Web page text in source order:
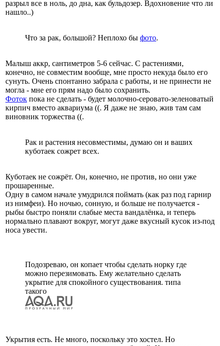
разрыл все в ноль, до дна, как бульдозер. Вдохновение что ли
нашло..)
Что за рак, большой? Неплохо бы фото.
Малыш аккр, сантиметров 5-6 сейчас. С растениями,
конечно, не совместим вообще, мне просто некуда было его
сунуть. Очень спонтанно забрала с работы, и не принести не
могла - мне его прям надо было сохранить.
Фоток пока не сделать - будет молочно-серовато-зеленоватый
кирпич вместо аквариума ((. Я даже не знаю, жив там сам
виновник торжества ((.
Рак и растения несовместимы, думаю он и ваших
куботаек сожрет всех.
Куботаек не сожрёт. Он, конечно, не против, но они уже
прошаренные.
Одну в самом начале умудрился поймать (как раз под гарнир
из нимфеи). Но ночью, сонную, и больше не получается -
рыбы быстро поняли слабые места вандалёнка, и теперь
нормально плавают вокруг, могут даже вкусный кусок из-под
носа увести.
Подозреваю, он копает чтобы сделать норку где
можно перезимовать. Ему желательно сделать
укрытие для спокойного существования. типа
такого
Укрытия есть. Не много, поскольку это хостел. Но